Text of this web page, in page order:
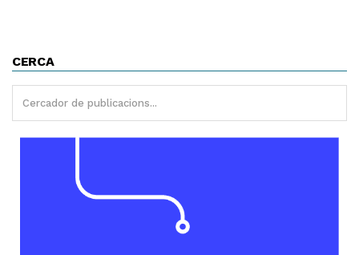
CERCA